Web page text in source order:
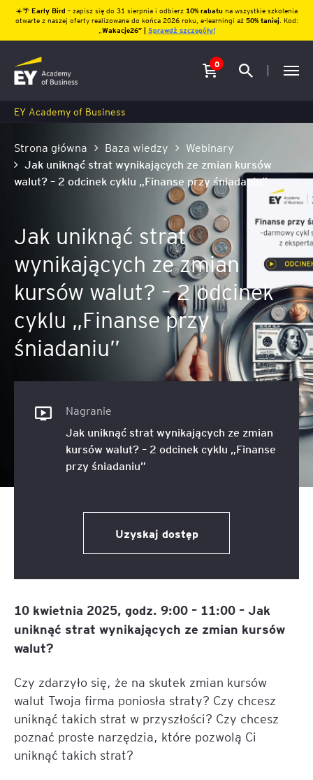
☀️🌴 Early Bird – zapisz się do 31 sierpnia i odbierz10% rabatu na wszystkie szkolenia
otwarte z naszej oferty realizowane do końca 2026 roku, e-learningi aż 50% taniej. Kod:
Wakacje26″ | Sprawdź szczegóły!
0
EY Academy of Business
Strona główna Baza wiedzy
Webinary
Jak uniknąć strat wynikających ze zmian kursów
walut? – 2 odcinek cyklu „Finanse przy śniadaniu”
Jak uniknąć strat
wynikających ze zmian
kursów walut? – 2 odcinek
cyklu „Finanse przy
śniadaniu”
Nagranie
Jak uniknąć strat wynikających ze zmian
kursów walut? – 2 odcinek cyklu „Finanse
przy śniadaniu”
10 kwietnia 2025, godz. 9:00 – 11:00 – Jak
uniknąć strat wynikających ze zmian kursów
walut?
Czy zdarzyło się, że na skutek zmian kursów
walut Twoja firma poniosła straty? Czy chcesz
uniknąć takich strat w przyszłości? Czy chcesz
poznać proste narzędzia, które pozwolą Ci
uniknąć takich strat?
Uzyskaj dostęp